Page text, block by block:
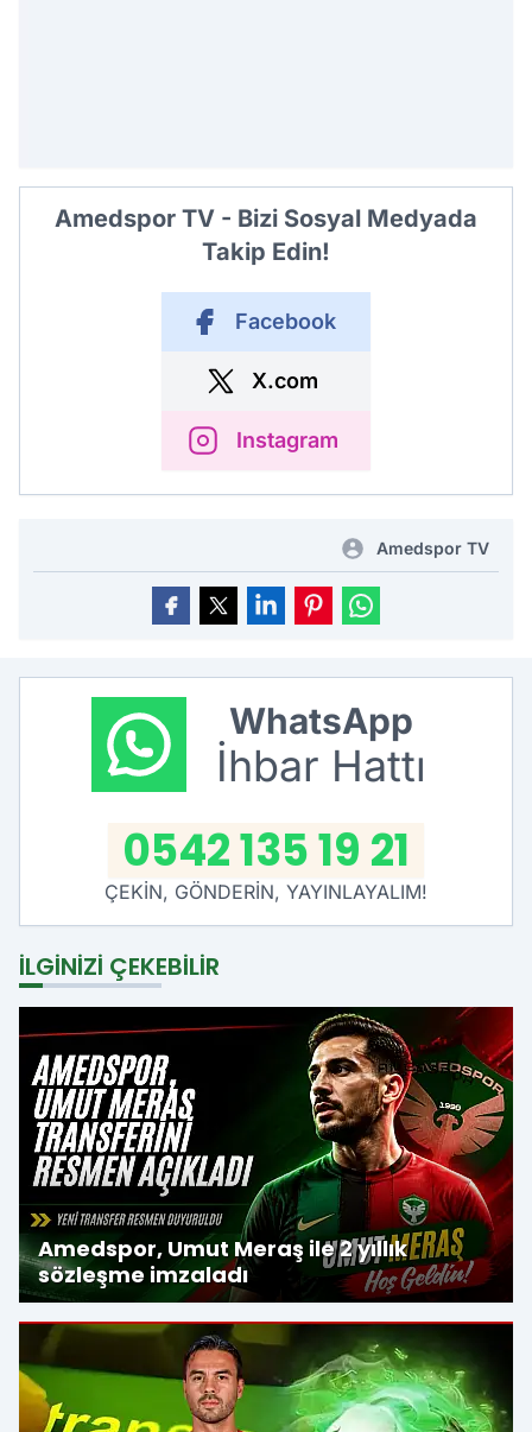
Amedspor TV - Bizi Sosyal Medyada
Takip Edin!
Facebook
X.com
Instagram
Amedspor TV
WhatsApp
İhbar Hattı
0542 135 19 21
ÇEKİN, GÖNDERİN, YAYINLAYALIM!
İLGINIZI ÇEKEBILIR
Amedspor, Umut Meraş ile 2 yıllık
sözleşme imzaladı